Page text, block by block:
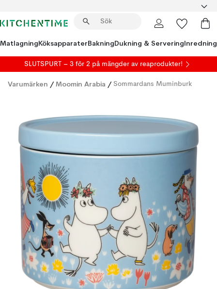
MatlagningKöksapparaterBakningDukning & ServeringInredning
SLUTSPURT – 3 för 2 på mängder av reaprodukter!
Varumärken / Moomin Arabia / Sommardans Muminburk